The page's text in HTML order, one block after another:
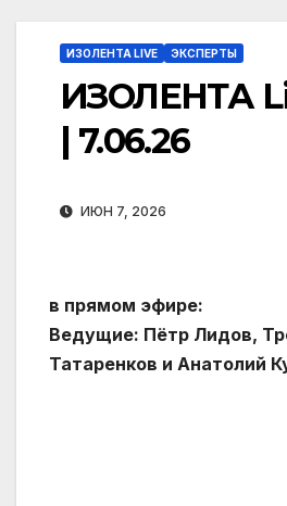
ИЗОЛЕНТА LIVE ЭКСПЕРТЫ
ИЗОЛЕНТА
| 7.06.26
ИЮН 7, 2026
в прямом эфире:
Ведущие: Пётр Лидов,
Татаренков и Анатолий